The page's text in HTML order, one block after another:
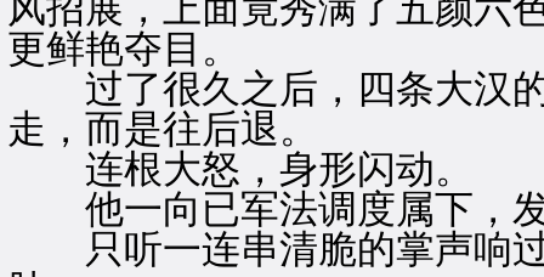
风招展，上面竟秀满了五颜六
更鲜艳夺目。
过了很久之后，四条大汉的
走，而是往后退。
连根大怒，身形闪动。
他一向已军法调度属下，发
只听一连串清脆的掌声响过